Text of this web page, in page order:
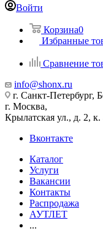
Войти
Корзина0
Избранные
Сравнение
info@shonx.ru
г. Санкт-Петербург,
г. Москва,
Крылатская ул., д. 2,
Вконтакте
Каталог
Услуги
Вакансии
Контакты
Распродажа
АУТЛЕТ
...